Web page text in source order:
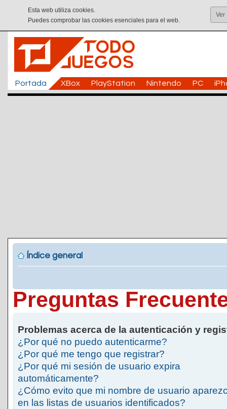
Esta web utiliza cookies.
Puedes comprobar las cookies esenciales para el web.
Ver
Portada XBox PlayStation Nintendo PC
Índice general
Preguntas
Problemas acerca de la autenticación y
¿Por qué no puedo autenticarme?
¿Por qué me tengo que registrar?
¿Por qué mi sesión de usuario expira
automáticamente?
¿Cómo evito que mi nombre de usuario
en las listas de usuarios identificados?